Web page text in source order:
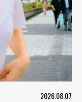
2026.08.07